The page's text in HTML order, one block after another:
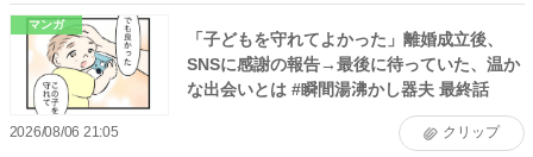
マンガ
「子どもを守れてよかった」離婚成立後、
SNSに感謝の報告→最後に待っていた、温か
な出会いとは #瞬間湯沸かし器夫 最終話
2026/08/06 21:05 クリップ